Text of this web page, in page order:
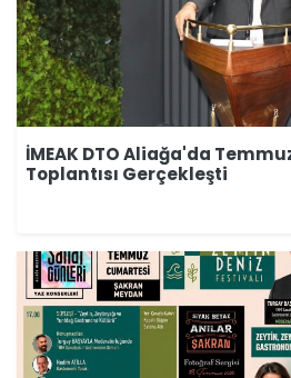
İMEAK DTO Aliağa'da
Toplantısı Gerçekleşti